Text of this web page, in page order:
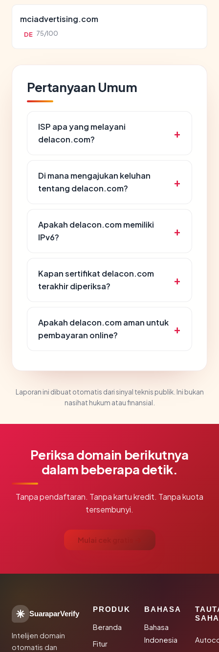
mciadvertising.com
DE 75/100
Pertanyaan Umum
ISP apa yang melayani
delacon.com?
Di mana mengajukan keluhan
tentang delacon.com?
Apakah delacon.com memiliki
IPv6?
Kapan sertifikat delacon.com
terakhir diperiksa?
Apakah delacon.com aman untuk
pembayaran online?
Laporan ini dibuat otomatis dari sinyal teknis publik. Ini bukan
nasihat hukum atau finansial.
Periksa domain berikutnya
dalam beberapa detik.
Tanpa pendaftaran. Tanpa kartu kredit. Tanpa kuota
tersembunyi.
Mulai cek gratis →
SuaraparVerify
Intelijen domain
otomatis dan
PRODUK
Beranda
Fitur
BAHASA
Bahasa
Indonesia